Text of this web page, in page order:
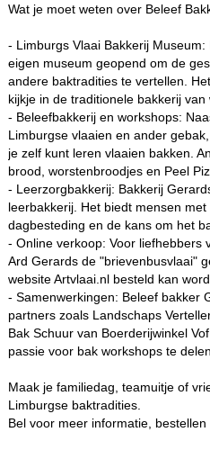
Wat je moet weten over Beleef
- Limburgs Vlaai Bakkerij
eigen museum geopend om de
andere baktradities te vertellen.
kijkje in de traditionele bakkerij van
- Beleefbakkerij en workshops:
Limburgse vlaaien en ander
je zelf kunt leren vlaaien bakken.
brood, worstenbroodjes en Peel
- Leerzorgbakkerij: Bakkerij
leerbakkerij. Het biedt mensen
dagbesteding en de kans om het
- Online verkoop: Voor liefhebbers
Ard Gerards de "brievenbusvlaai"
website Artvlaai.nl besteld kan
- Samenwerkingen: Beleef bakker
partners zoals Landschaps
Bak Schuur van Boerderijwinkel
passie voor bak workshops te
Maak je familiedag, teamuitje of
Limburgse baktradities.
Bel voor meer informatie,